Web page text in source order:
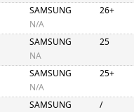
SAMSUNG
N/A
26+
SAMSUNG
NA
25
SAMSUNG
N/A
25+
SAMSUNG
/